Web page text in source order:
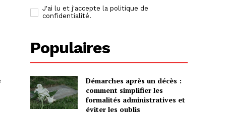
J'ai lu et j'accepte la politique de
confidentialité.
Populaires
Démarches après un décès :
comment simplifier les
formalités administratives et
éviter les oublis